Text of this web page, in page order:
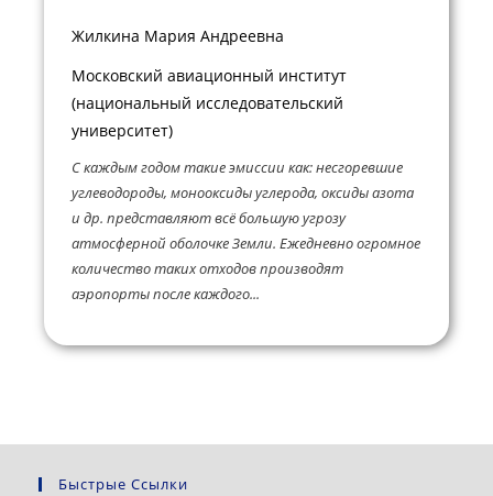
Жилкина Мария Андреевна
Московский авиационный институт
(национальный исследовательский
университет)
С каждым годом такие эмиссии как: несгоревшие
углеводороды, монооксиды углерода, оксиды азота
и др. представляют всё большую угрозу
атмосферной оболочке Земли. Ежедневно огромное
количество таких отходов производят
аэропорты после каждого...
Быстрые Ссылки